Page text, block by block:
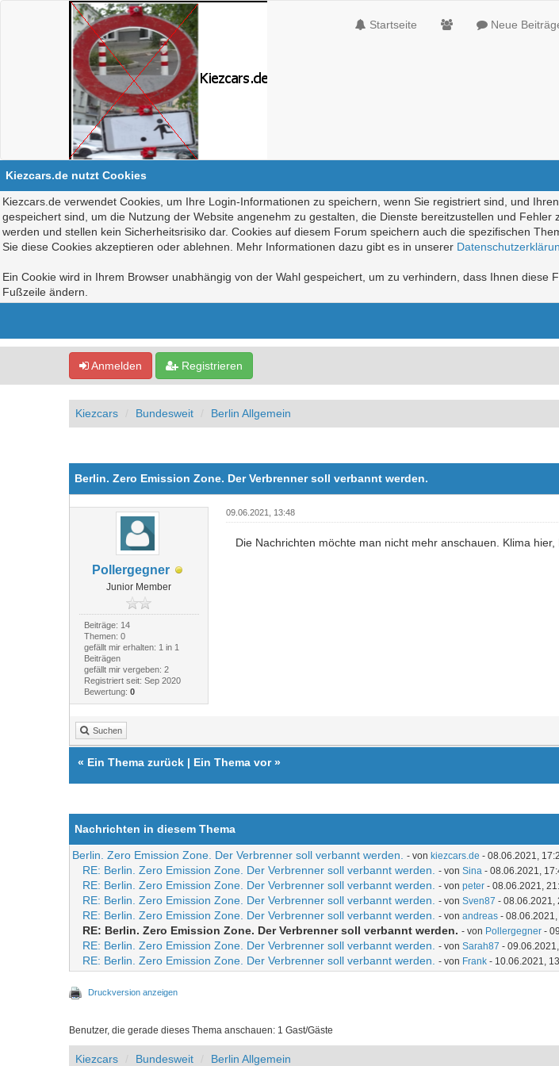
Startseite Neue
Kiezcars.de nutzt Cookies
Kiezcars.de verwendet Cookies, um Ihre Login-Informationen zu speichern, wenn Sie registriert sind, und
gespeichert sind, um die Nutzung der Website angenehm zu gestalten, die Dienste bereitzustellen und
werden und stellen kein Sicherheitsrisiko dar. Cookies auf diesem Forum speichern auch die spezifischen
Sie diese Cookies akzeptieren oder ablehnen. Mehr Informationen dazu gibt es in unserer
Ein Cookie wird in Ihrem Browser unabhängig von der Wahl gespeichert, um zu verhindern, dass Ihnen
Fußzeile ändern.
Anmelden Registrieren
Kiezcars Bundesweit Berlin Allgemein
Berlin. Zero Emission Zone. Der Verbrenner soll verbannt werden.
Pollergegner
Junior Member
Beiträge: 14
Themen: 0
gefällt mir erhalten: 1 in 1
Beiträgen
gefällt mir vergeben: 2
Registriert seit: Sep 2020
Bewertung: 0
09.06.2021, 13:48
Die Nachrichten möchte man nicht mehr anschauen. Klima hier,
Suchen
« Ein Thema zurück | Ein Thema vor»
Nachrichten in diesem Thema
Berlin. Zero Emission Zone. Der Verbrenner soll verbannt werden. - von kiezcars.de - 08.06.2021,
RE: Berlin. Zero Emission Zone. Der Verbrenner soll verbannt werden. - von Sina - 08.06.2021,
RE: Berlin. Zero Emission Zone. Der Verbrenner soll verbannt werden. - von peter - 08.06.2021,
RE: Berlin. Zero Emission Zone. Der Verbrenner soll verbannt werden. - von Sven87 - 08.06.2021,
RE: Berlin. Zero Emission Zone. Der Verbrenner soll verbannt werden. - von andreas - 08.06.2021,
RE: Berlin. Zero Emission Zone. Der Verbrenner soll verbannt werden. - von Pollergegner -
RE: Berlin. Zero Emission Zone. Der Verbrenner soll verbannt werden. - von Sarah87 -
RE: Berlin. Zero Emission Zone. Der Verbrenner soll verbannt werden. - von Frank - 10.06.2021,
Druckversion anzeigen
Benutzer, die gerade dieses Thema anschauen: 1 Gast/Gäste
Kiezcars Bundesweit Berlin Allgemein